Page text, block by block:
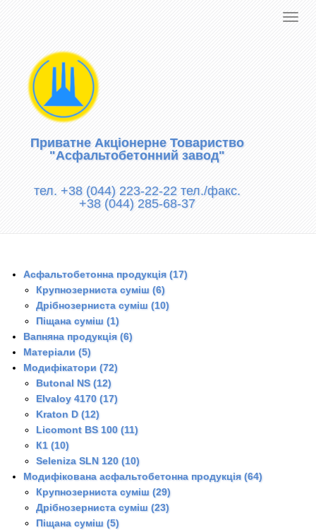
Приватне Акціонерне Товариство
"Асфальтобетонний завод"
тел. +38 (044) 223-22-22 тел./факс.
+38 (044) 285-68-37
Асфальтобетонна продукція (17)
Крупнозерниста суміш (6)
Дрібнозерниста суміш (10)
Піщана суміш (1)
Вапняна продукція (6)
Матеріали (5)
Модифікатори (72)
Butonal NS (12)
Elvaloy 4170 (17)
Kraton D (12)
Licomont BS 100 (11)
К1 (10)
Seleniza SLN 120 (10)
Модифікована асфальтобетонна продукція (64)
Крупнозерниста суміш (29)
Дрібнозерниста суміш (23)
Піщана суміш (5)